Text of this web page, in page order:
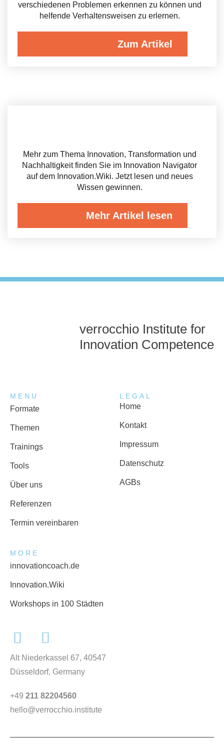
verschiedenen Problemen erkennen zu können und
helfende Verhaltensweisen zu erlernen.
Zum Artikel
Mehr zum Thema Innovation, Transformation und
Nachhaltigkeit finden Sie im Innovation Navigator
auf dem Innovation.Wiki. Jetzt lesen und neues
Wissen gewinnen.
Mehr Artikel lesen
verrocchio Institute for
Innovation Competence
MENU
Formate
Themen
Trainings
Tools
Über uns
Referenzen
Termin vereinbaren
LEGAL
Home
Kontakt
Impressum
Datenschutz
AGBs
MORE
innovationcoach.de
Innovation.Wiki
Workshops in 100 Städten
Alt Niederkassel 67, 40547
Düsseldorf, Germany
+49 211 82204560
hello@verrocchio.institute